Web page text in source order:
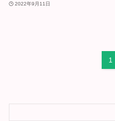
2022年9月11日
1